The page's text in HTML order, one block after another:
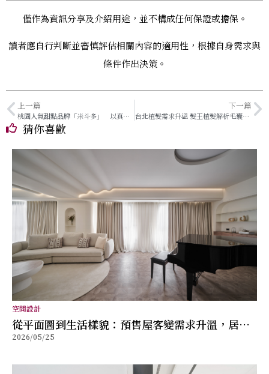
僅作為資訊分享及介紹用途，並不構成任何保證或擔保。
讀者應自行判斷並審慎評估相關內容的適用性，根據自身需求與
條件作出決策。
上一篇
桃園人氣甜點品牌「米斗多」 以真材實料與職人精神打造值得分享的幸福味道
下一篇
台北植髮需求升溫 髮王植髮解析毛囊評估、植髮規劃與術後管理重點
猜你喜歡
空間設計
從平面圖到生活樣貌：預售屋客變需求升溫，居家
規劃逐漸走向前置化
2026/05/25